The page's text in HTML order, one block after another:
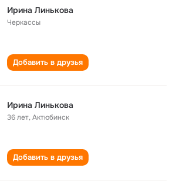
Ирина Линькова
Черкассы
Добавить в друзья
Ирина Линькова
36 лет,Актюбинск
Добавить в друзья